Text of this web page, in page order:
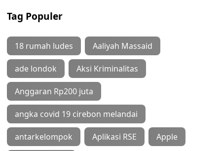
Tag Populer
18 rumah ludes Aaliyah Massaid
ade londok Aksi Kriminalitas
Anggaran Rp200 juta
angka covid 19 cirebon melandai
antarkelompok Aplikasi RSE Apple